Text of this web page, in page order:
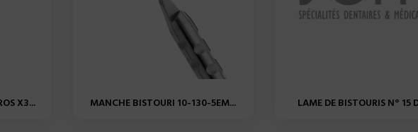
X3... MANCHE BISTOURI 10-130-5EM... LAME DE BISTOURIS N° 15